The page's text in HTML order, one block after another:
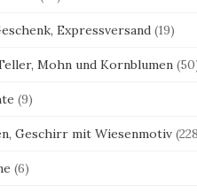
Expressversand (19)
Mohn und Kornblumen
(9)
Geschirr mit Wiesenmotiv
(6)